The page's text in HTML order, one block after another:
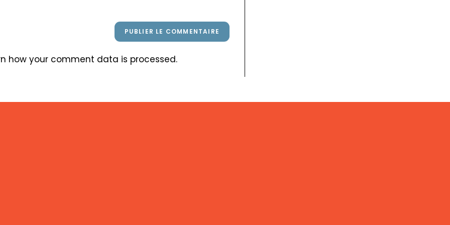
how your comment data is processed.